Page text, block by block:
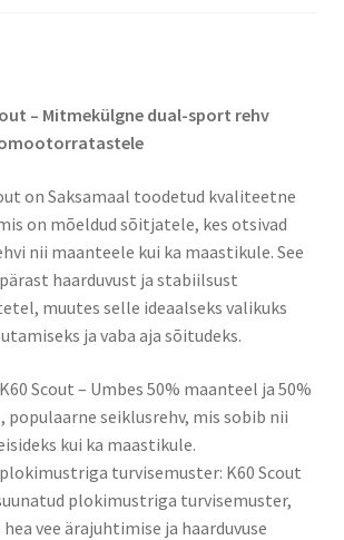
– Mitmekülgne dual-sport rehv
on Saksamaal toodetud kvaliteetne
on mõeldud sõitjatele, kes otsivad
nii maanteele kui ka maastikule. See
haarduvust ja stabiilsust
muutes selle ideaalseks valikuks
ja vaba aja sõitudeks.​
Scout – Umbes 50% maanteel ja 50%
populaarne seiklusrehv, mis sobib nii
kui ka maastikule.
turvisemuster: K60 Scout
plokimustriga turvisemuster,
vee ärajuhtimise ja haarduvuse